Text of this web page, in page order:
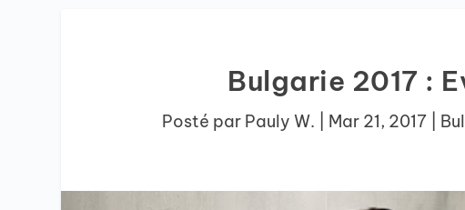
Bulgarie 2017 :
Posté par Pauly W. Mar 21, 2017